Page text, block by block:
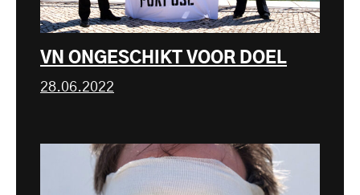
VN ONGESCHIKT VOOR DOEL
28.06.2022